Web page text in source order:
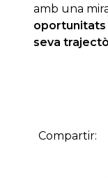
amb una
oportunitats
seva
Compartir: